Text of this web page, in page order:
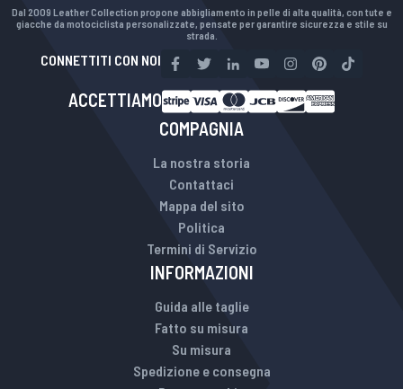
Dal 2009 Leather Collection propone abbigliamento in pelle di alta qualità, con tute e
giacche da motociclista personalizzate, pensate per garantire sicurezza e stile su
strada.
CONNETTITI CON NOI
ACCETTIAMO
COMPAGNIA
La nostra storia
Contattaci
Mappa del sito
Politica
Termini di Servizio
INFORMAZIONI
Guida alle taglie
Fatto su misura
Su misura
Spedizione e consegna